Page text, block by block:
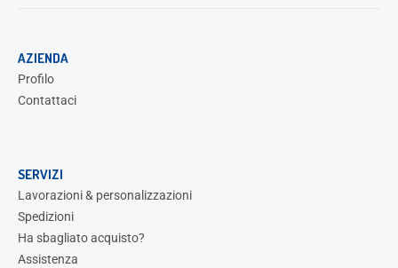
AZIENDA
Profilo
Contattaci
SERVIZI
Lavorazioni & personalizzazioni
Spedizioni
Ha sbagliato acquisto?
Assistenza